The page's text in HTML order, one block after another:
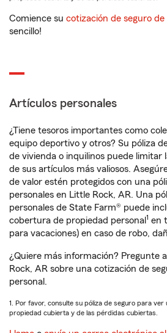
Comience su cotización de seguro de
sencillo!
Artículos personales
¿Tiene tesoros importantes como
equipo deportivo y otros? Su póliza
de vivienda o inquilinos puede limitar
de sus artículos más valiosos.
de valor estén protegidos con una
personales en Little Rock, AR. Una
personales de State Farm® puede
cobertura de propiedad personal 1 en
para vacaciones) en caso de robo,
¿Quiere más información? Pregunte
Rock, AR sobre una cotización de
personal.
1. Por favor, consulte su póliza de seguro para ver
propiedad cubierta y de las pérdidas cubiertas.